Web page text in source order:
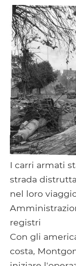
I carri armati
strada
nel loro
registri
Con gli
costa,